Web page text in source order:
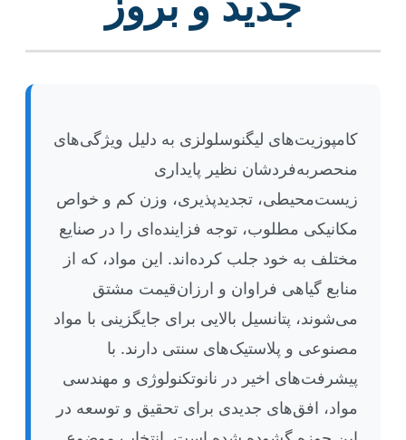
کامپوزیت‌های لیگنوسلولزی به دلیل ویژگی‌های
منحصربه‌فردشان نظیر پایداری
زیست‌محیطی، تجدیدپذیری، وزن کم و خواص
مکانیکی مطلوب، توجه فزاینده‌ای را در صنایع
مختلف به خود جلب کرده‌اند. این مواد، که از
منابع گیاهی فراوان و ارزان‌قیمت مشتق
می‌شوند، پتانسیل بالایی برای جایگزینی با مواد
مصنوعی و پلاستیک‌های سنتی دارند. با
پیشرفت‌های اخیر در نانوتکنولوژی و مهندسی
مواد، افق‌های جدیدی برای تحقیق و توسعه در